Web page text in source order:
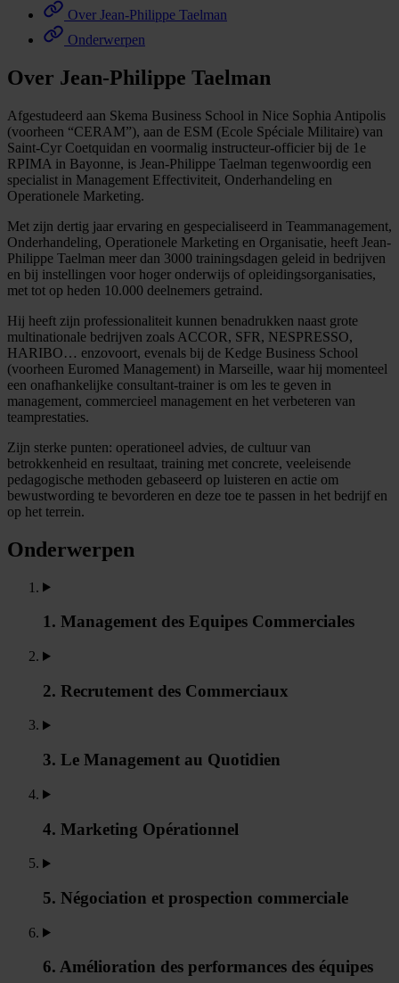
Over Jean-Philippe Taelman
Onderwerpen
Over Jean-Philippe Taelman
Afgestudeerd aan Skema Business School in Nice Sophia Antipolis
(voorheen “CERAM”), aan de ESM (Ecole Spéciale Militaire) van
Saint-Cyr Coetquidan en voormalig instructeur-officier bij de 1e
RPIMA in Bayonne, is Jean-Philippe Taelman tegenwoordig een
specialist in Management Effectiviteit, Onderhandeling en
Operationele Marketing.
Met zijn dertig jaar ervaring en gespecialiseerd in Teammanagement,
Onderhandeling, Operationele Marketing en Organisatie, heeft Jean-
Philippe Taelman meer dan 3000 trainingsdagen geleid in bedrijven
en bij instellingen voor hoger onderwijs of opleidingsorganisaties,
met tot op heden 10.000 deelnemers getraind.
Hij heeft zijn professionaliteit kunnen benadrukken naast grote
multinationale bedrijven zoals ACCOR, SFR, NESPRESSO,
HARIBO… enzovoort, evenals bij de Kedge Business School
(voorheen Euromed Management) in Marseille, waar hij momenteel
een onafhankelijke consultant-trainer is om les te geven in
management, commercieel management en het verbeteren van
teamprestaties.
Zijn sterke punten: operationeel advies, de cultuur van
betrokkenheid en resultaat, training met concrete, veeleisende
pedagogische methoden gebaseerd op luisteren en actie om
bewustwording te bevorderen en deze toe te passen in het bedrijf en
op het terrein.
Onderwerpen
1. Management des Equipes Commerciales
2. Recrutement des Commerciaux
3. Le Management au Quotidien
4. Marketing Opérationnel
5. Négociation et prospection commerciale
6. Amélioration des performances des équipes